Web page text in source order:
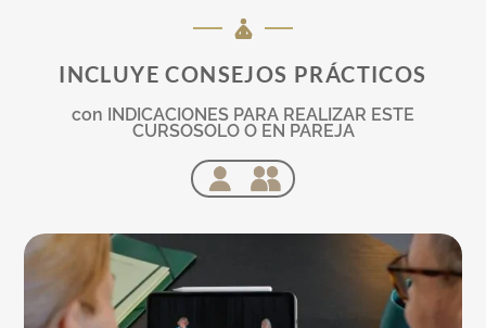
INCLUYE CONSEJOS PRÁCTICOS
con INDICACIONES PARA REALIZAR ESTE
CURSOSOLO O EN PAREJA